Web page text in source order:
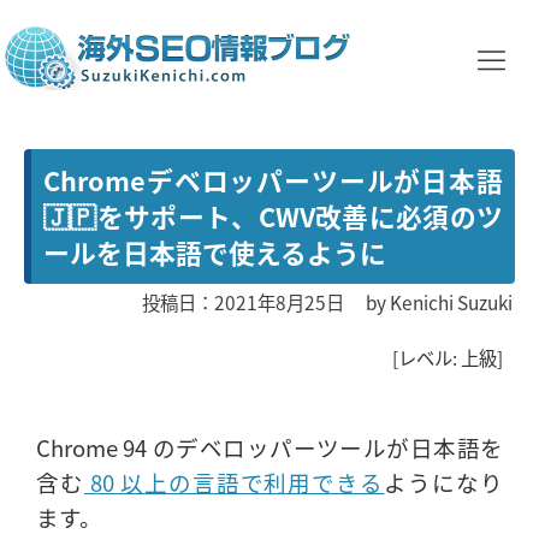
Chromeデベロッパーツールが日本語
🇯🇵をサポート、CWV改善に必須のツ
ールを日本語で使えるように
投稿日：2021年8月25日 byKenichi Suzuki
[レベル: 上級]
Chrome 94 のデベロッパーツールが日本語を
含む 80 以上の言語で利用できる ようになり
ます。